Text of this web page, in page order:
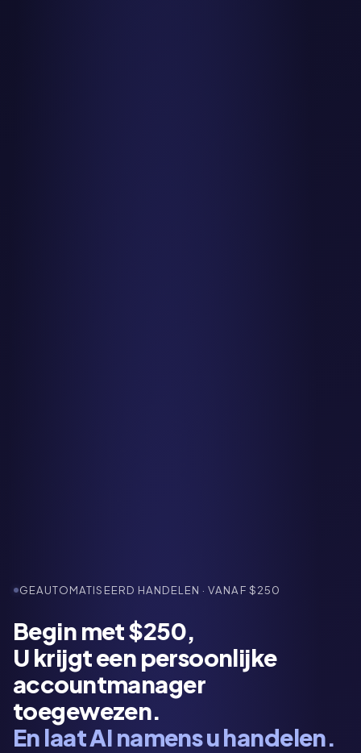
GEAUTOMATISEERD HANDELEN · VANAF $250
Begin met $250,
U krijgt een persoonlijke
accountmanager
toegewezen.
En laat AI namens u handelen.